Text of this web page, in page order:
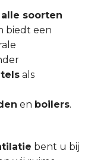
soorten
biedt een
als
en boilers.
bent u bij